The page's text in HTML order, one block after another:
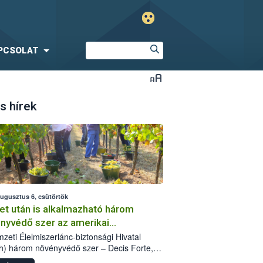
hírek
6, csütörtök
után is alkalmazható három
szer az amerikai
ellen
Élelmiszerlánc-biztonsági Hivatal
három növényvédő szer – Decis Forte,
24 EW, Oroganic – engedélyokiratát